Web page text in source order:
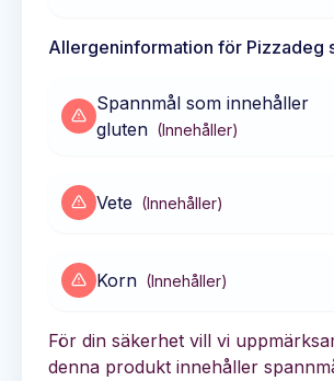
Allergeninformation för Pizzadeg
Spannmål som innehåller
gluten (Innehåller)
Vete (Innehåller)
Korn (Innehåller)
För din säkerhet vill vi
denna produkt innehåller